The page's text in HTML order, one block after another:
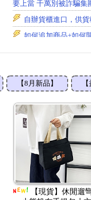
自辦貨櫃進口，供
如何追加商品+如何
本月活動(限會員交
匯款完畢該去哪裡
匯款完畢該去哪裡
"特此聲明，絕對不
要上當 千萬別被詐騙集
自辦貨櫃進口，供
【8月新品】
【現貨】新款網